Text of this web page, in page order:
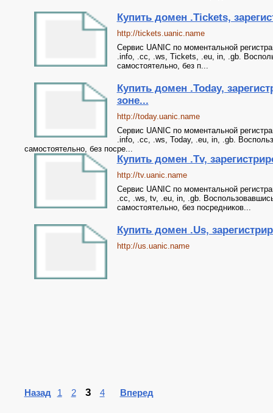
Купить домен .Tickets,
http://tickets.uanic.name
Сервис UANIC по моментальной
.info, .cc, .ws, Tickets, .eu, in, .gb.
самостоятельно, без п...
Купить домен .Today,
зоне...
http://today.uanic.name
Сервис UANIC по моментальной
.info, .cc, .ws, Today, .eu, in, .gb.
самостоятельно, без посре...
Купить домен .Tv,
http://tv.uanic.name
Сервис UANIC по моментальной
.cc, .ws, tv, .eu, in, .gb.
самостоятельно, без посредников...
Купить домен .Us,
http://us.uanic.name
Назад 1 2 3 4 Вперед